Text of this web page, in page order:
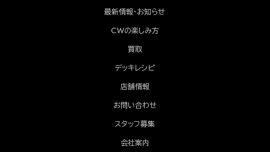
最新情報・お知らせ
CWの楽しみ方
買取
デッキレシピ
店舗情報
お問い合わせ
スタッフ募集
会社案内